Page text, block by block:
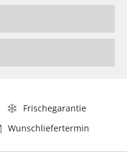
Frischegarantie
Wunschliefertermin